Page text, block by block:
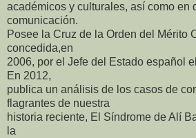
académicos y culturales, así como en
comunicación.
Posee la Cruz de la Orden del Mérito
concedida,en
2006, por el Jefe del Estado español
En 2012,
publica un análisis de los casos de
flagrantes de nuestra
historia reciente, El Síndrome de Alí
la